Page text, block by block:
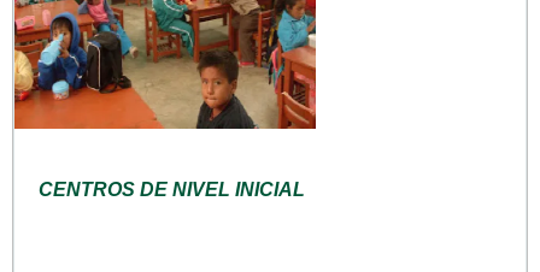
CENTROS DE NIVEL INICIAL